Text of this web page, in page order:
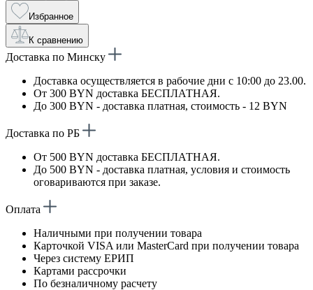
Избранное
К сравнению
Доставка по Минску
Доставка осуществляется в рабочие дни с 10:00 до 23.00.
От 300 BYN доставка БЕСПЛАТНАЯ.
До 300 BYN - доставка платная, стоимость - 12 BYN
Доставка по РБ
От 500 BYN доставка БЕСПЛАТНАЯ.
До 500 BYN - доставка платная, условия и стоимость
оговариваются при заказе.
Оплата
Наличными при получении товара
Карточкой VISA или MasterCard при получении товара
Через систему ЕРИП
Картами рассрочки
По безналичному расчету